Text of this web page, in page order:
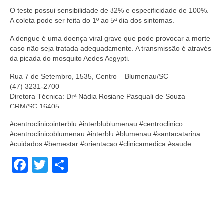
O teste possui sensibilidade de 82% e especificidade de 100%.
A coleta pode ser feita do 1º ao 5ª dia dos sintomas.
A dengue é uma doença viral grave que pode provocar a morte
caso não seja tratada adequadamente. A transmissão é através
da picada do mosquito Aedes Aegypti.
Rua 7 de Setembro, 1535, Centro – Blumenau/SC
(47) 3231-2700
Diretora Técnica: Drª Nádia Rosiane Pasquali de Souza –
CRM/SC 16405
#centroclinicointerblu #interblublumenau #centroclinico
#centroclinicoblumenau #interblu #blumenau #santacatarina
#cuidados #bemestar #orientacao #clinicamedica #saude
Facebook
Twitter